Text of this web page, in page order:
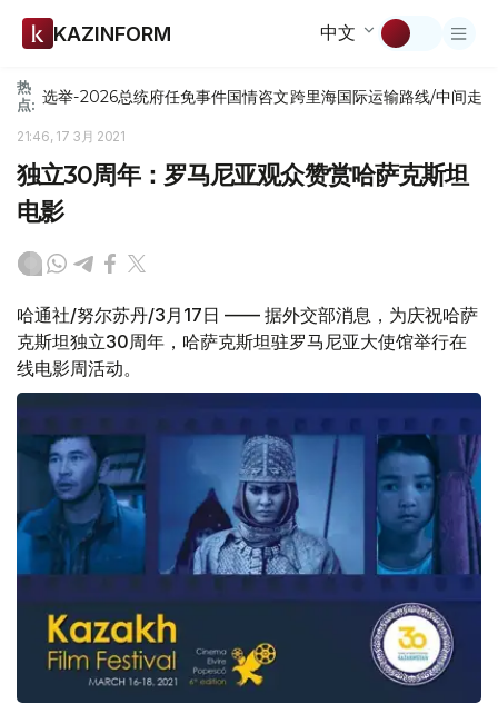
KAZINFORM 中文
热
点: 选举-2026总统府任免事件国情咨文跨里海国际运输路线/中间走廊
21:46, 17 3月 2021
独立30周年：罗马尼亚观众赞赏哈萨克斯坦
电影
哈通社/努尔苏丹/3月17日 —— 据外交部消息，为庆祝哈萨
克斯坦独立30周年，哈萨克斯坦驻罗马尼亚大使馆举行在
线电影周活动。